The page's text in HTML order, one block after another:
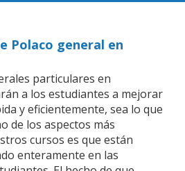
Polaco general en
particulares en
a los estudiantes a mejorar
y eficientemente, sea lo que
de los aspectos más
cursos es que están
enteramente en las